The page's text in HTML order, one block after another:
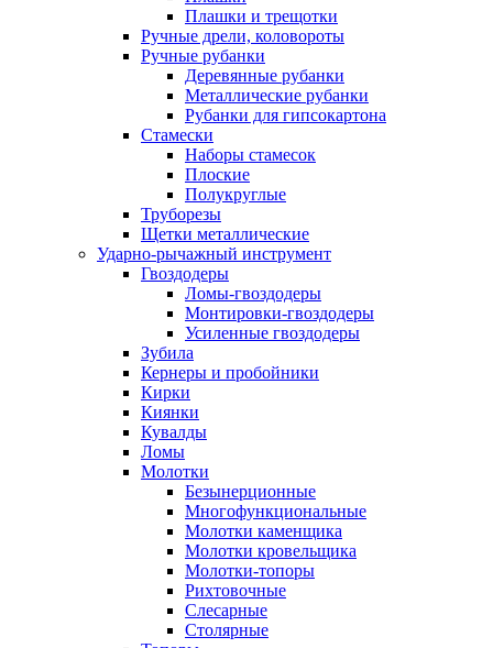
Плашки и трещотки
Ручные дрели, коловороты
Ручные рубанки
Деревянные рубанки
Металлические рубанки
Рубанки для гипсокартона
Стамески
Наборы стамесок
Плоские
Полукруглые
Труборезы
Щетки металлические
Ударно-рычажный инструмент
Гвоздодеры
Ломы-гвоздодеры
Монтировки-гвоздодеры
Усиленные гвоздодеры
Зубила
Кернеры и пробойники
Кирки
Киянки
Кувалды
Ломы
Молотки
Безынерционные
Многофункциональные
Молотки каменщика
Молотки кровельщика
Молотки-топоры
Рихтовочные
Слесарные
Столярные